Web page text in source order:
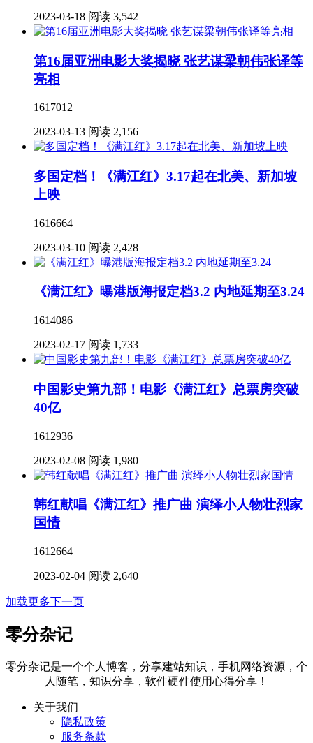
2023-03-18 阅读 3,542
第16届亚洲电影大奖揭晓 张艺谋梁朝伟张译等
亮相
1617012
2023-03-13 阅读 2,156
多国定档！《满江红》3.17起在北美、新加坡
上映
1616664
2023-03-10 阅读 2,428
《满江红》曝港版海报定档3.2 内地延期至3.24
1614086
2023-02-17 阅读 1,733
中国影史第九部！电影《满江红》总票房突破
40亿
1612936
2023-02-08 阅读 1,980
韩红献唱《满江红》推广曲 演绎小人物壮烈家
国情
1612664
2023-02-04 阅读 2,640
加载更多下一页
零分杂记
零分杂记是一个个人博客，分享建站知识，手机网络资源，个
人随笔，知识分享，软件硬件使用心得分享！
关于我们
隐私政策
服务条款